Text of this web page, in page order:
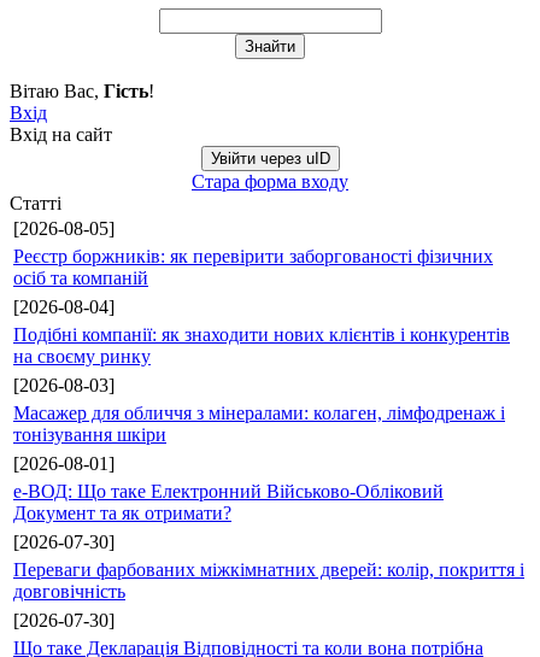
Вітаю Вас, Гість!
Вхід
Вхід на сайт
Увійти через uID
Стара форма входу
Статті
[2026-08-05]
Реєстр боржників: як перевірити заборгованості фізичних
осіб та компаній
[2026-08-04]
Подібні компанії: як знаходити нових клієнтів і конкурентів
на своєму ринку
[2026-08-03]
Масажер для обличчя з мінералами: колаген, лімфодренаж і
тонізування шкіри
[2026-08-01]
е-ВОД: Що таке Електронний Військово-Обліковий
Документ та як отримати?
[2026-07-30]
Переваги фарбованих міжкімнатних дверей: колір, покриття і
довговічність
[2026-07-30]
Що таке Декларація Відповідності та коли вона потрібна